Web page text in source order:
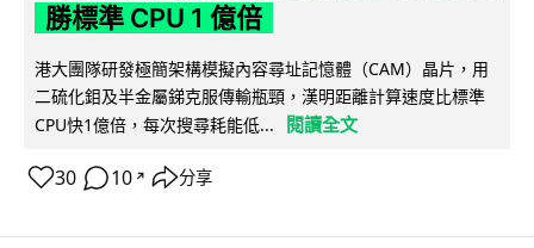
勝標準 CPU 1 億倍
港大團隊研發極簡架構模擬內容尋址記憶體（CAM）晶片，用
二硫化鉬及半金屬銻克服傳輸瓶頸，漢明距離計算速度比標準
CPU快1億倍，每次搜尋耗能低...
閱讀全文
30 10 ↗ 分享